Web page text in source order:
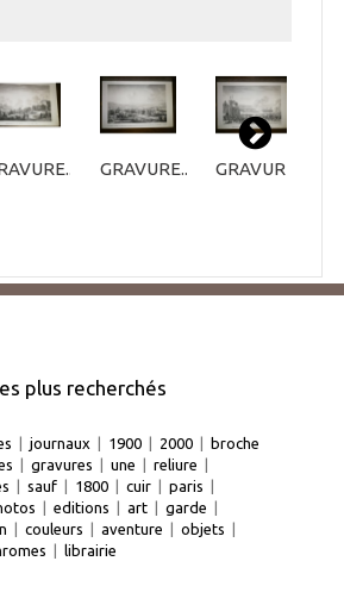
GRAVURE... GRAVURE...
plus recherchés
| journaux | 1900 | 2000 | broche
| gravures | une | reliure |
| sauf | 1800 | cuir | paris |
| editions | art | garde |
| couleurs | aventure | objets |
| librairie